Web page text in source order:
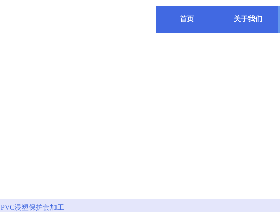
首页 关于我们
PVC浸塑保护套加工